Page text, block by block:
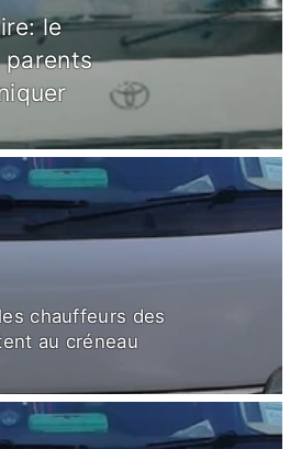
le
chauffeurs des
au créneau